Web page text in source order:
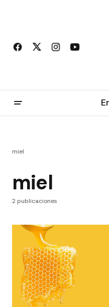
miel
miel
2 publicaciones